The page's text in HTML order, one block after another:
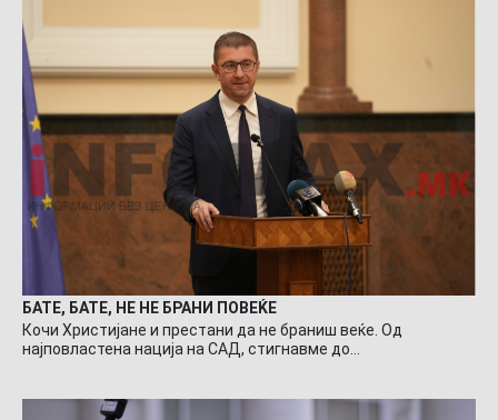
БАТЕ, БАТЕ, НЕ НЕ БРАНИ ПОВЕЌЕ
Кочи Христијане и престани да не браниш веќе. Од
најповластена нација на САД, стигнавме до…